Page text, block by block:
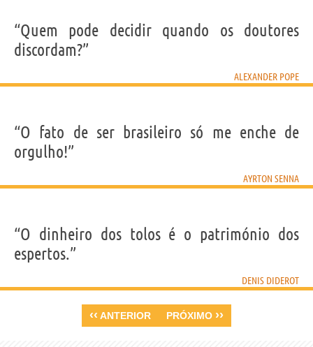
“Quem pode decidir quando os doutores
discordam?”
ALEXANDER POPE
“O fato de ser brasileiro só me enche de
orgulho!”
AYRTON SENNA
“O dinheiro dos tolos é o património dos
espertos.”
DENIS DIDEROT
‹‹ ANTERIOR PRÓXIMO ››